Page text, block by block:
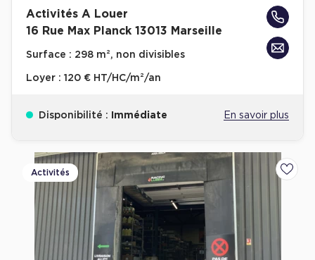
Activités A Louer
16 Rue Max Planck 13013 Marseille
Surface : 298 m², non divisibles
Loyer : 120 € HT/HC/m²/an
Disponibilité : Immédiate En savoir plus
Activités